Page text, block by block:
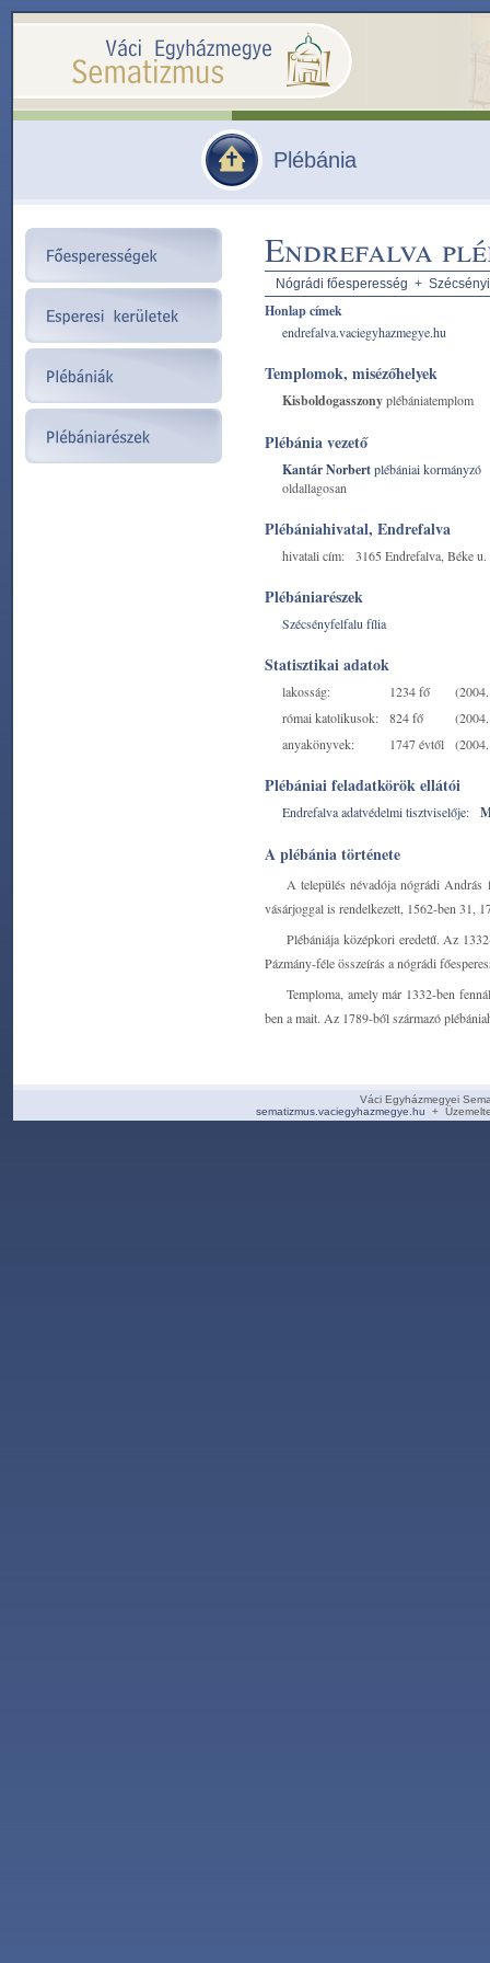
Plébánia
Endrefalva
Nógrádi főesperesség +
Honlap címek
endrefalva.vaciegyhazmegye.hu
Templomok, misézőhelyek
Kisboldogasszonyplébániatemplom
Plébánia vezető
Kantár Norbertplébániai kormányzó
oldallagosan
Plébániahivatal, Endrefalva
hivatali cím: 3165 Endrefalva, Béke u.
Plébániarészek
Szécsényfelfalu fília
Statisztikai adatok
lakosság: 1234 fő
római katolikusok:
824 fő
anyakönyvek:
1747 évtől
Plébániai feladatkörök ellátói
Endrefalva adatvédelmi tisztviselője:
A plébánia története
A település névadója nógrádi
vásárjoggal is rendelkezett, 1562-ben 31,
Plébániája középkori eredetű. Az
Pázmány-féle összeírás a nógrádi
Temploma, amely már 1332-ben
ben a mait. Az 1789-ből származó
Váci Egyházmegyei
sematizmus.vaciegyhazmegye.hu +